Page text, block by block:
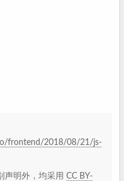
frontend/2018/08/21/js-
声明外，均采用 CC BY-